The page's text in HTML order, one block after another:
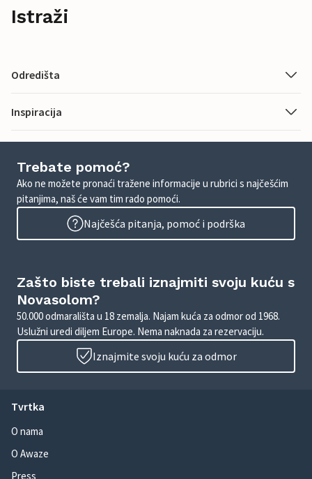
Istraži
Odredišta
Inspiracija
Trebate pomoć?
Ako ne možete pronaći tražene informacije u rubrici s najčešćim
pitanjima, naš će vam tim rado pomoći.
Najčešća pitanja, pomoć i podrška
Zašto biste trebali iznajmiti svoju kuću s
Novasolom?
50.000 odmarališta u 18 zemalja. Najam kuća za odmor od 1968.
Uslužni uredi diljem Europe. Nema naknada za rezervaciju.
Iznajmite svoju kuću za odmor
Tvrtka
O nama
O Awaze
Press